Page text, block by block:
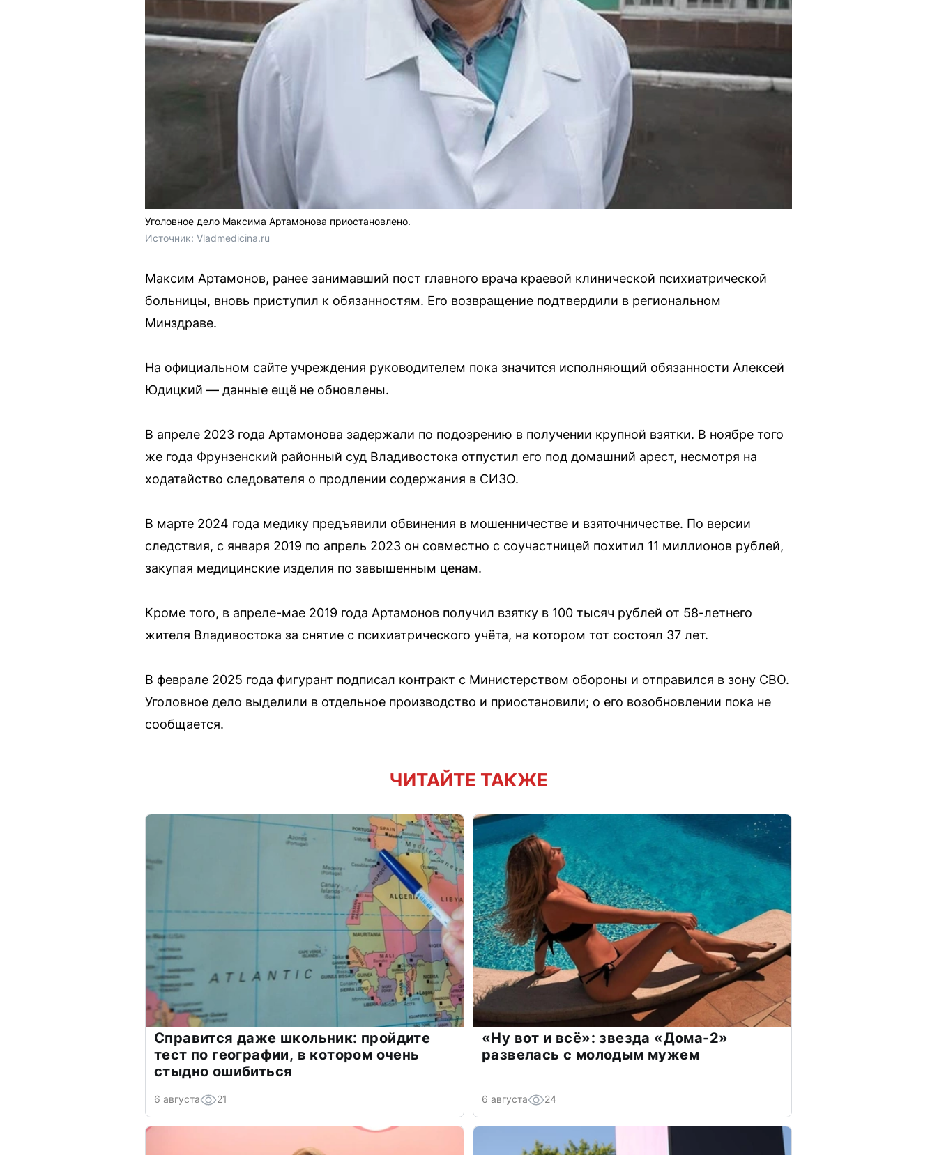
Уголовное дело Максима Артамонова приостановлено.
Источник: Vladmedicina.ru
Максим Артамонов, ранее занимавший пост главного врача краевой клинической психиатрической
больницы, вновь приступил к обязанностям. Его возвращение подтвердили в региональном
Минздраве.
На официальном сайте учреждения руководителем пока значится исполняющий обязанности Алексей
Юдицкий — данные ещё не обновлены.
В апреле 2023 года Артамонова задержали по подозрению в получении крупной взятки. В ноябре того
же года Фрунзенский районный суд Владивостока отпустил его под домашний арест, несмотря на
ходатайство следователя о продлении содержания в СИЗО.
В марте 2024 года медику предъявили обвинения в мошенничестве и взяточничестве. По версии
следствия, с января 2019 по апрель 2023 он совместно с соучастницей похитил 11 миллионов рублей,
закупая медицинские изделия по завышенным ценам.
Кроме того, в апреле-мае 2019 года Артамонов получил взятку в 100 тысяч рублей от 58-летнего
жителя Владивостока за снятие с психиатрического учёта, на котором тот состоял 37 лет.
В феврале 2025 года фигурант подписал контракт с Министерством обороны и отправился в зону СВО.
Уголовное дело выделили в отдельное производство и приостановили; о его возобновлении пока не
сообщается.
ЧИТАЙТЕ ТАКЖЕ
Справится даже школьник: пройдите
тест по географии, в котором очень
стыдно ошибиться
6 августа 21
«Ну вот и всё»: звезда «Дома-2»
развелась с молодым мужем
6 августа 24